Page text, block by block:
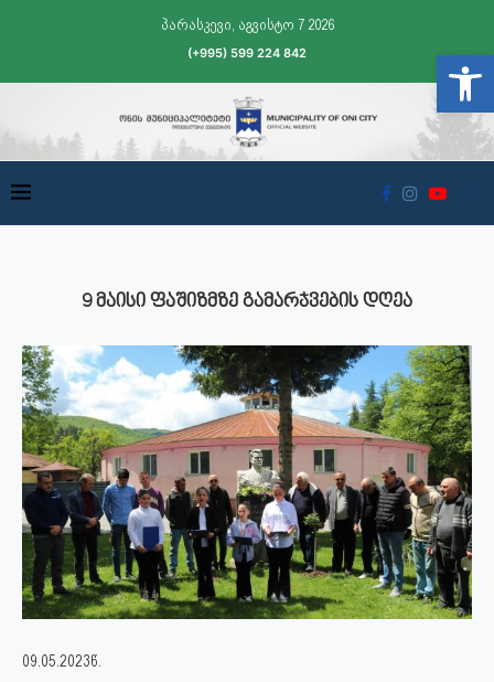
პარასკევი, აგვისტო 7 2026
(+995) 599 224 842
9 ᲛᲐᲘᲡᲘ ᲤᲐᲨᲘᲖᲛᲖᲔ ᲒᲐᲛᲐᲠᲯᲕᲔᲑᲘᲡ ᲓᲦᲔᲐ
09.05.2023წ.